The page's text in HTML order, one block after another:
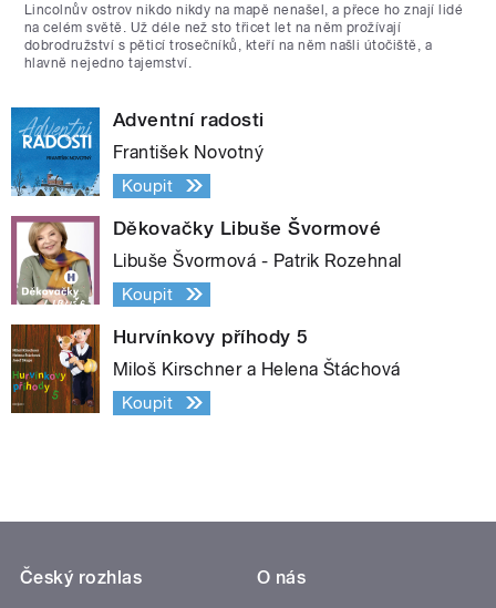
Lincolnův ostrov nikdo nikdy na mapě nenašel, a přece ho znají lidé
na celém světě. Už déle než sto třicet let na něm prožívají
dobrodružství s pěticí trosečníků, kteří na něm našli útočiště, a
hlavně nejedno tajemství.
Adventní radosti
František Novotný
Koupit
Děkovačky Libuše Švormové
Libuše Švormová - Patrik Rozehnal
Koupit
Hurvínkovy příhody 5
Miloš Kirschner a Helena Štáchová
Koupit
Český rozhlas
O nás